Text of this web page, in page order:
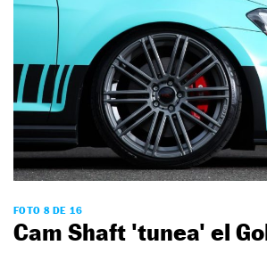
FOTO 8 DE 16
Cam Shaft 'tunea' el